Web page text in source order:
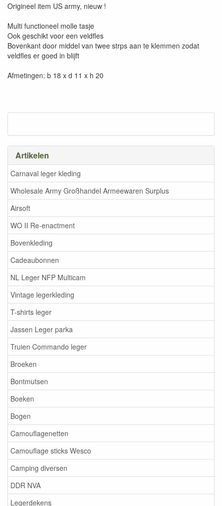
Artikelen
Carnaval leger kleding
Wholesale Army Großhandel Armeewaren Surplus
Airsoft
WO II Re-enactment
Bovenkleding
Cadeaubonnen
NL Leger NFP Multicam
Vintage legerkleding
T-shirts leger
Jassen Leger parka
Truien Commando leger
Broeken
Bontmutsen
Boeken
Bogen
Camouflagenetten
Camouflage sticks Wesco
Camping diversen
DDR NVA
Legerdekens
Origineel item US army, nieuw !
Multi functioneel molle tasje
Ook geschikt voor een veldfles
Bovenkant door middel van twee strps aan te klemmen zodat
veldfles er goed in blijft
Afmetingen: b 18 x d 11 x h 20